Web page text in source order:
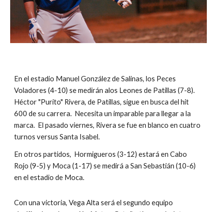
En el estadio Manuel González de Salinas, los Peces
Voladores (4-10) se medirán alos Leones de Patillas (7-8).
Héctor "Purito" Rivera, de Patillas, sigue en busca del hit
600 de su carrera.  Necesita un imparable para llegar a la
marca.  El pasado viernes, Rivera se fue en blanco en cuatro
turnos versus Santa Isabel.
En otros partidos,  Hormigueros (3-12) estará en Cabo
Rojo (9-5) y Moca (1-17) se medirá a San Sebastián (10-6)
en el estadio de Moca.
Con una victoria, Vega Alta será el segundo equipo